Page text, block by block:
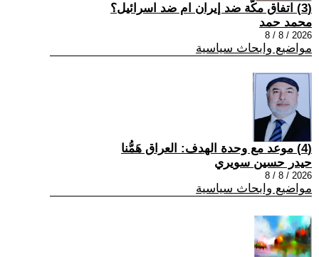
(3) اتفاق مكّة ضد إيران ام ضد اسرائيل؟
محمد حمد
2026 / 8 / 8
مواضيع وابحاث سياسية
(4) موعد مع وحدة الهدف: العراق هَمُّنا
حيدر حسين سويري
2026 / 8 / 8
مواضيع وابحاث سياسية